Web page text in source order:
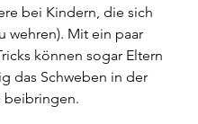
bei Kindern, die sich
wehren). Mit ein paar
können sogar Eltern
das Schweben in der
beibringen.